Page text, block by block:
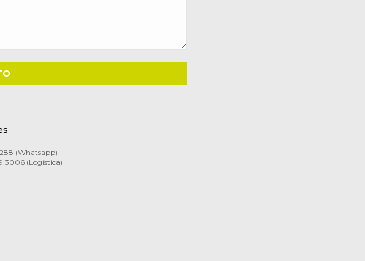
(Whatsapp)
3006 (Logística)